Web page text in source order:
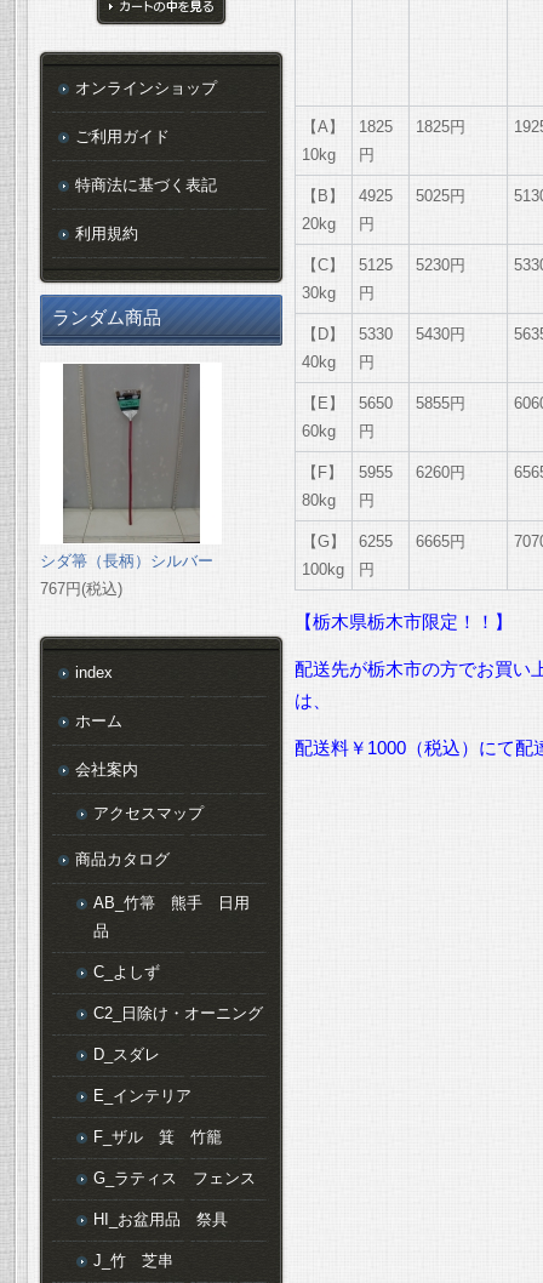
【A】
10kg
1825
円
1825円
【B】
20kg
4925
円
5025円
【C】
30kg
5125
円
5230円
【D】
40kg
5330
円
5430円
【E】
60kg
5650
円
5855円
【F】
80kg
5955
円
6260円
【G】
100kg
6255
円
6665円
【栃木県栃木市限定！！】
配送先が栃木市の方でお買い
は、
配送料￥1000（税込）にて配
オンラインショップ
ご利用ガイド
特商法に基づく表記
利用規約
ランダム商品
シダ箒（長柄）シルバー
767円(税込)
index
ホーム
会社案内
アクセスマップ
商品カタログ
AB_竹箒 熊手 日用
品
C_よしず
C2_日除け・オーニング
D_スダレ
E_インテリア
F_ザル 箕 竹籠
G_ラティス フェンス
HI_お盆用品 祭具
J_竹 芝串